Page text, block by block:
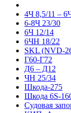
4Ч 8,5/11 –
6-8Ч 23/30
6Ч 12/14
6ЧН 18/22
SKL (NVD-
Г60-Г72
Д6 – Д12
ЧН 25/34
Шкода-275
Шкода 6S-
Судовая